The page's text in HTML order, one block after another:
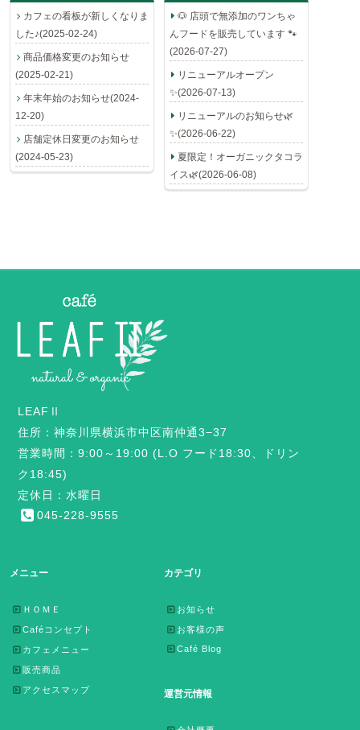
カフェの看板が新しくなりま
した♪(2025-02-24)
商品価格変更のお知らせ
(2025-02-21)
年末年始のお知らせ(2024-
12-20)
店舗定休日変更のお知らせ
(2024-05-23)
🐶 店頭で無添加のワンちゃ
んフードを販売しています 🐾
(2026-07-27)
リニューアルオープン
✨(2026-07-13)
リニューアルのお知らせ🌿
✨(2026-06-22)
夏限定！オーガニックタコラ
イス🌿(2026-06-08)
LEAFⅡ
住所：神奈川県横浜市中区南仲通3−37
営業時間：9:00～19:00 (L.O フード18:30、ドリン
ク18:45)
定休日：水曜日
045-228-9555
メニュー
ＨＯＭＥ
Caféコンセプト
カフェメニュー
販売商品
アクセスマップ
カテゴリ
お知らせ
お客様の声
Café Blog
運営元情報